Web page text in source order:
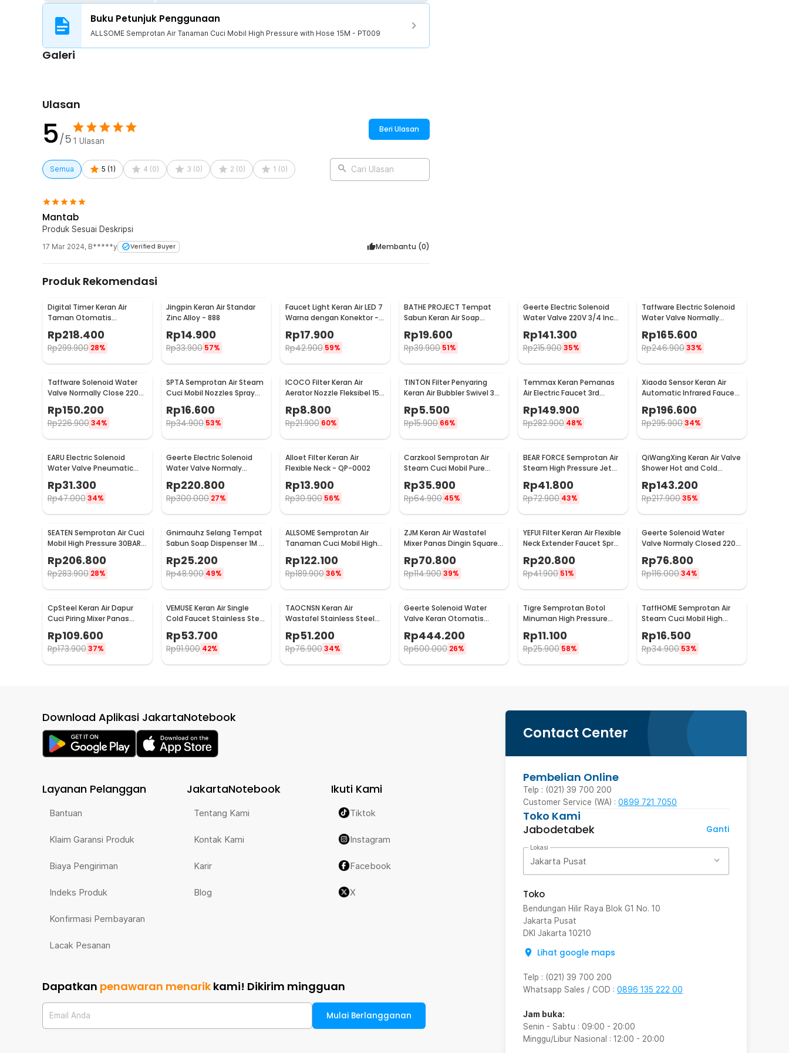
1 x Braket
1 x Tape
4 x Silicone Ring
Buku Petunjuk Penggunaan
ALLSOME Semprotan Air Tanaman Cuci Mobil High Pressure with Hose 15M - PT009
Galeri
Ulasan
5/5 1 Ulasan
Beri Ulasan
Semua 5 (1) 4 (0) 3 (0) 2 (0) 1 (0) Cari Ulasan
Mantab
Produk Sesuai Deskripsi
17 Mar 2024, B*****y Verified Buyer Membantu (0)
Produk Rekomendasi
Digital Timer Keran Air
Taman Otomatis
Programmable Garden
Irrigation - 1383
Rp218.400
Rp299.900 28%
Jingpin Keran Air Standar
Zinc Alloy - 888
Rp14.900
Rp33.900 57%
Faucet Light Keran Air LED 7
Warna dengan Konektor -
Rp17.900
Rp42.900 59%
BATHE PROJECT Tempat
Sabun Keran Air Soap
Dispenser 300ml - JJ-3122
Rp19.600
Rp39.900 51%
Geerte Electric Solenoid
Water Valve 220V 3/4 Inch
Normally Closed - 2W-200-
20
Rp141.300
Rp215.900 35%
Taffware Electric Solenoid
Water Valve Normally
Closed 220V 3/4 Inch - 2W-
200-20
Rp165.600
Rp246.90033%
Taffware Solenoid Water
Valve Normally Close 220V
Rp150.200
Rp226.900 34%
SPTA Semprotan Air Steam
Cuci Mobil Nozzles Spray
Water Gun - W204
Rp16.600
Rp34.900 53%
ICOCO Filter Keran Air
Aerator Nozzle Fleksibel 15
cm - ZM637
Rp8.800
Rp21.900 60%
TINTON Filter Penyaring
Keran Air Bubbler Swivel 360
Rp5.500
Rp15.900 66%
Temmax Keran Pemanas
Air Electric Faucet 3rd
008
Rp149.900
Rp282.900 48%
Xiaoda Sensor Keran Air
Automatic Infrared Faucet
- HD-ZNJSQ-02
Rp196.600
Rp295.90034%
EARU Electric Solenoid
Water Valve Pneumatic
Pressure 220V - FCD-180B
Rp31.300
Rp47.000 34%
Geerte Electric Solenoid
Water Valve Normaly
Closed 220V 1 Inch DN25 -
2W-250-25
Rp220.800
Rp300.000 27%
Alloet Filter Keran Air
Flexible Neck - QP-0002
Rp13.900
Rp30.900 56%
Carzkool Semprotan Air
Steam Cuci Mobil Pure
Copper Water Gun - CZ207
Rp35.900
Rp64.900 45%
BEAR FORCE Semprotan Air
Steam High Pressure Jet
Mobil Water Gun - WR345
Rp41.800
Rp72.900 43%
QiWangXing Keran Air Valve
Shower Hot and Cold
Stainless Steel - A-770
Rp143.200
Rp217.90035%
SEATEN Semprotan Air Cuci
Mobil High Pressure 30BAR
with 5M Hose - PT008-01
Rp206.800
Rp283.900 28%
Gnimauhz Selang Tempat
Sabun Soap Dispenser 1M -
Rp25.200
Rp48.900 49%
ALLSOME Semprotan Air
Tanaman Cuci Mobil High
PT009
Rp122.100
Rp189.900 36%
ZJM Keran Air Wastafel
Mixer Panas Dingin Square
Bathroom Faucet Tap -
LB2982
Rp70.800
Rp114.90039%
YEFUI Filter Keran Air Flexible
Neck Extender Faucet Spray
Head - H5607
Rp20.800
Rp41.900 51%
Geerte Solenoid Water
Valve Normaly Closed 220V
2 Point 1/4 Inch - 2W-025-
08
Rp76.800
Rp116.00034%
CpSteel Keran Air Dapur
Cuci Piring Mixer Panas
Dingin Pull Out Rinser -
CP12
Rp109.600
Rp173.900 37%
VEMUSE Keran Air Single
Cold Faucet Stainless Steel
- WB132
Rp53.700
Rp91.900 42%
TAOCNSN Keran Air
Wastafel Stainless Steel
Rp51.200
Rp76.900 34%
Geerte Solenoid Water
Valve Keran Otomatis
- 2W-400-40
Rp444.200
Rp600.000 26%
Tigre Semprotan Botol
Minuman High Pressure
TS01
Rp11.100
Rp25.900 58%
TaffHOME Semprotan Air
Steam Cuci Mobil High
Pressure Gun - 888
Rp16.500
Rp34.900 53%
Contact Center
Pembelian Online
Telp : (021) 39 700 200
Customer Service (WA) : 0899 721 7050
Toko Kami
Jabodetabek
Ganti
Lokasi
Jakarta Pusat
Toko
Bendungan Hilir Raya Blok G1 No. 10
Jakarta Pusat
DKI Jakarta 10210
Lihat google maps
Telp : (021) 39 700 200
Whatsapp Sales / COD : 0896 135 222 00
Jam buka:
Senin - Sabtu : 09:00 - 20:00
Minggu/Libur Nasional : 12:00 - 20:00
Download Aplikasi JakartaNotebook
Layanan Pelanggan
Bantuan
Klaim Garansi Produk
Biaya Pengiriman
Indeks Produk
Konfirmasi Pembayaran
Lacak Pesanan
JakartaNotebook
Tentang Kami
Kontak Kami
Karir
Blog
Ikuti Kami
Tiktok
Instagram
Facebook
X
Dapatkan penawaran menarik kami! Dikirim mingguan
Email Anda Mulai Berlangganan